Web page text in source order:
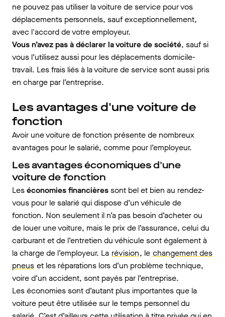
ne pouvez pas utiliser la voiture de service pour vos
déplacements personnels, sauf exceptionnellement,
avec l'accord de votre employeur.
Vous n’avez pas à déclarer la voiture de société, sauf si
vous l’utilisez aussi pour les déplacements domicile-
travail. Les frais liés à la voiture de service sont aussi pris
en charge par l’entreprise.
Les avantages d'une voiture de
fonction
Avoir une voiture de fonction présente de nombreux
avantages pour le salarié, comme pour l’employeur.
Les avantages économiques d'une
voiture de fonction
Leséconomies financièressont bel et bien au rendez-
vous pour le salarié qui dispose d’un véhicule de
fonction. Non seulement il n’a pas besoin d’acheter ou
de louer une voiture, mais le prix de l’assurance, celui du
carburant et de l’entretien du véhicule sont également à
la charge de l’employeur. La révision, le changement des
pneus et les réparations lors d’un problème technique,
voire d’un accident, sont payés par l’entreprise.
Les économies sont d’autant plus importantes que la
voiture peut être utilisée sur le temps personnel du